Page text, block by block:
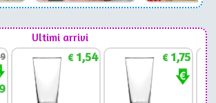
Ultimi arrivi
€1,54 €1,75